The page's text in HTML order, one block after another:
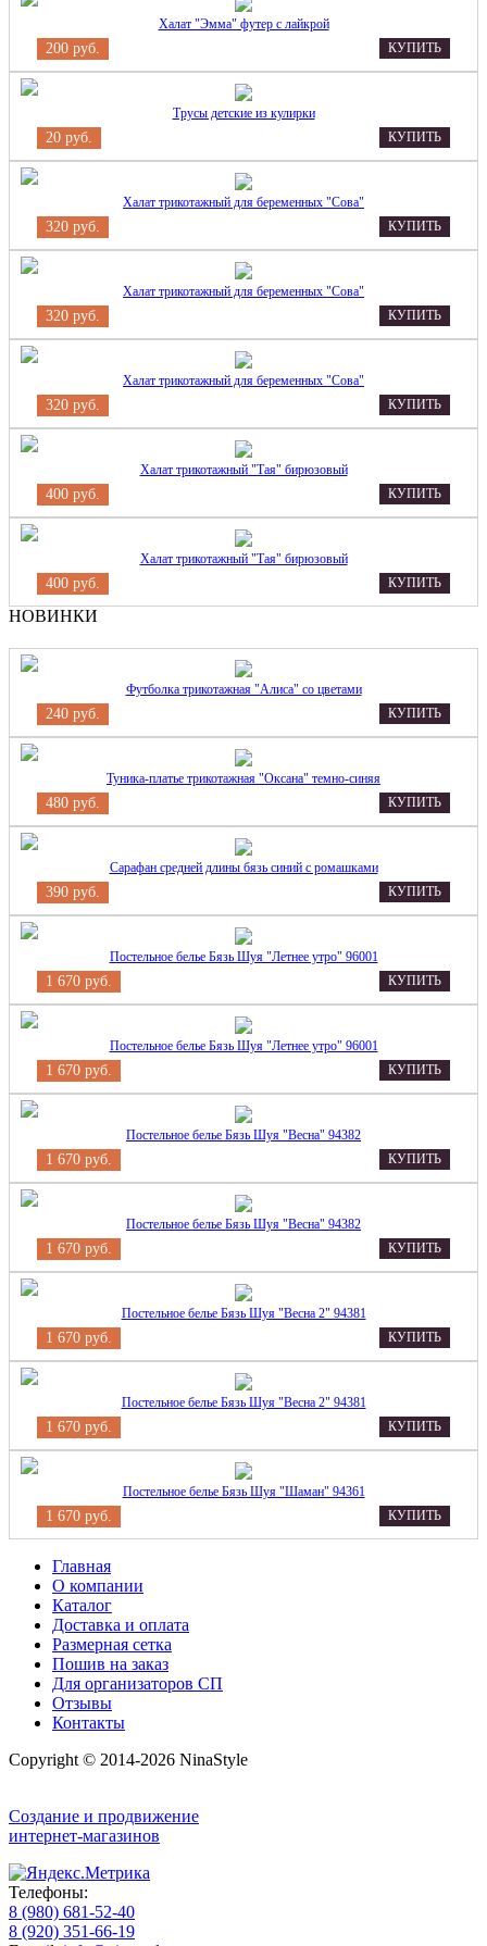
Халат "Эмма" футер с лайкрой
200 руб. КУПИТЬ
Трусы детские из кулирки
20 руб. КУПИТЬ
Халат трикотажный для беременных "Сова"
320 руб. КУПИТЬ
Халат трикотажный для беременных "Сова"
320 руб. КУПИТЬ
Халат трикотажный для беременных "Сова"
320 руб. КУПИТЬ
Халат трикотажный "Тая" бирюзовый
400 руб. КУПИТЬ
Халат трикотажный "Тая" бирюзовый
400 руб. КУПИТЬ
НОВИНКИ
Футболка трикотажная "Алиса" со цветами
240 руб. КУПИТЬ
Туника-платье трикотажная "Оксана" темно-синяя
480 руб. КУПИТЬ
Сарафан средней длины бязь синий с ромашками
390 руб. КУПИТЬ
Постельное белье Бязь Шуя "Летнее утро" 96001
1 670 руб. КУПИТЬ
Постельное белье Бязь Шуя "Летнее утро" 96001
1 670 руб. КУПИТЬ
Постельное белье Бязь Шуя "Весна" 94382
1 670 руб. КУПИТЬ
Постельное белье Бязь Шуя "Весна" 94382
1 670 руб. КУПИТЬ
Постельное белье Бязь Шуя "Весна 2" 94381
1 670 руб. КУПИТЬ
Постельное белье Бязь Шуя "Весна 2" 94381
1 670 руб. КУПИТЬ
Постельное белье Бязь Шуя "Шаман" 94361
1 670 руб. КУПИТЬ
Главная
О компании
Каталог
Доставка и оплата
Размерная сетка
Пошив на заказ
Для организаторов СП
Отзывы
Контакты
Copyright © 2014-2026 NinaStyle
Создание и продвижение
интернет-магазинов
Телефоны:
8 (980) 681-52-40
8 (920) 351-66-19